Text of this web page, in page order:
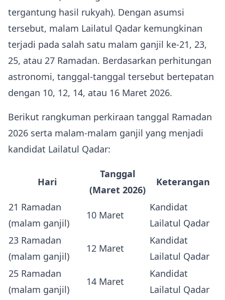
tergantung hasil rukyah). Dengan asumsi
tersebut, malam Lailatul Qadar kemungkinan
terjadi pada salah satu malam ganjil ke‑21, 23,
25, atau 27 Ramadan. Berdasarkan perhitungan
astronomi, tanggal‑tanggal tersebut bertepatan
dengan 10, 12, 14, atau 16 Maret 2026.
Berikut rangkuman perkiraan tanggal Ramadan
2026 serta malam‑malam ganjil yang menjadi
kandidat Lailatul Qadar:
Hari
Tanggal
(Maret 2026)
Keterangan
21 Ramadan
(malam ganjil)
10 Maret
Kandidat
Lailatul Qadar
23 Ramadan
(malam ganjil)
12 Maret
Kandidat
Lailatul Qadar
25 Ramadan
(malam ganjil)
14 Maret
Kandidat
Lailatul Qadar